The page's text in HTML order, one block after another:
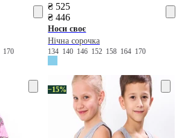
170
₴ 525
₴ 446
Носи своє
Нічна сорочка
134 140 146 152 158 164 170
−15%